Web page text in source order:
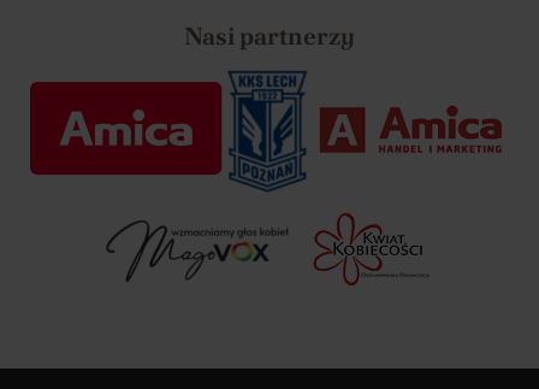
Nasi partnerzy